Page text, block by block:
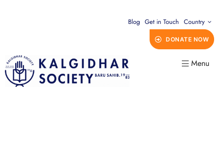
Blog Get in Touch Country
DONATE NOW
Menu